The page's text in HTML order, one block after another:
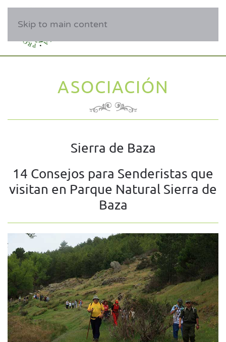
Skip to main content
ASOCIACIÓN
Sierra de Baza
14 Consejos para Senderistas que
visitan en Parque Natural Sierra de
Baza